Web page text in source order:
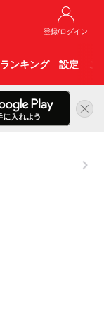
登録/ログイン
ランキング 設定 こ